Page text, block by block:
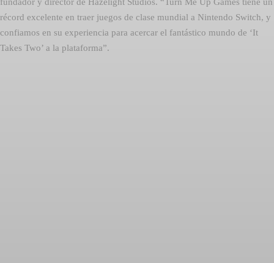
récord excelente en traer juegos de clase mundial a Nintendo Switch, y
confiamos en su experiencia para acercar el fantástico mundo de ‘It
Takes Two’ a la plataforma”.